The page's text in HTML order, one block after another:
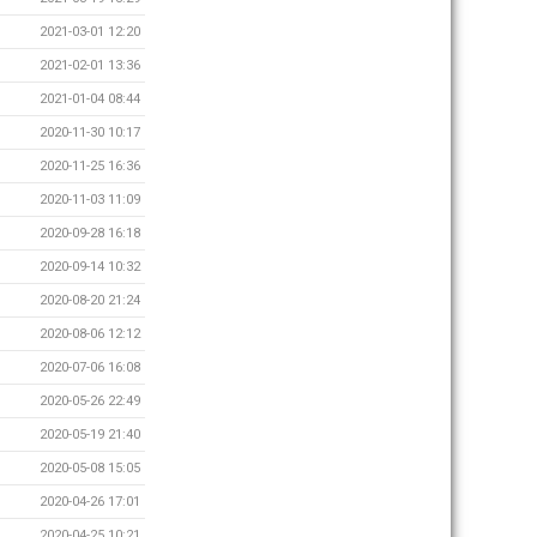
2021-03-01 12:20
2021-02-01 13:36
2021-01-04 08:44
2020-11-30 10:17
2020-11-25 16:36
2020-11-03 11:09
2020-09-28 16:18
2020-09-14 10:32
2020-08-20 21:24
2020-08-06 12:12
2020-07-06 16:08
2020-05-26 22:49
2020-05-19 21:40
2020-05-08 15:05
2020-04-26 17:01